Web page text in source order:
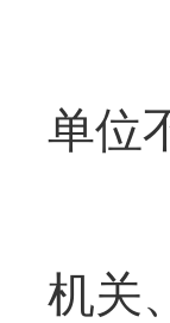
（
单位
（
机关